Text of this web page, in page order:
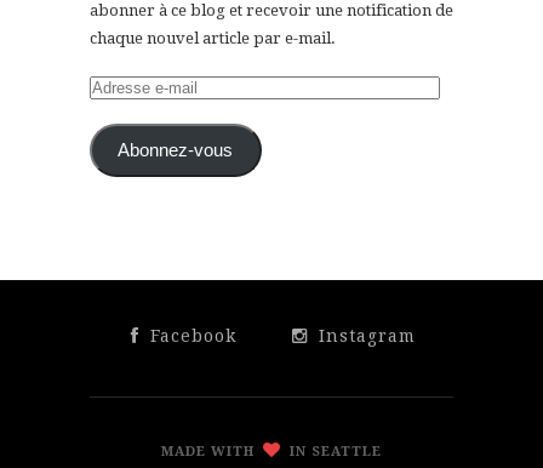
abonner à ce blog et recevoir une notification de
chaque nouvel article par e-mail.
Adresse
mail Abonnez-vous
Facebook Instagram
MADE WITH IN SEATTLE